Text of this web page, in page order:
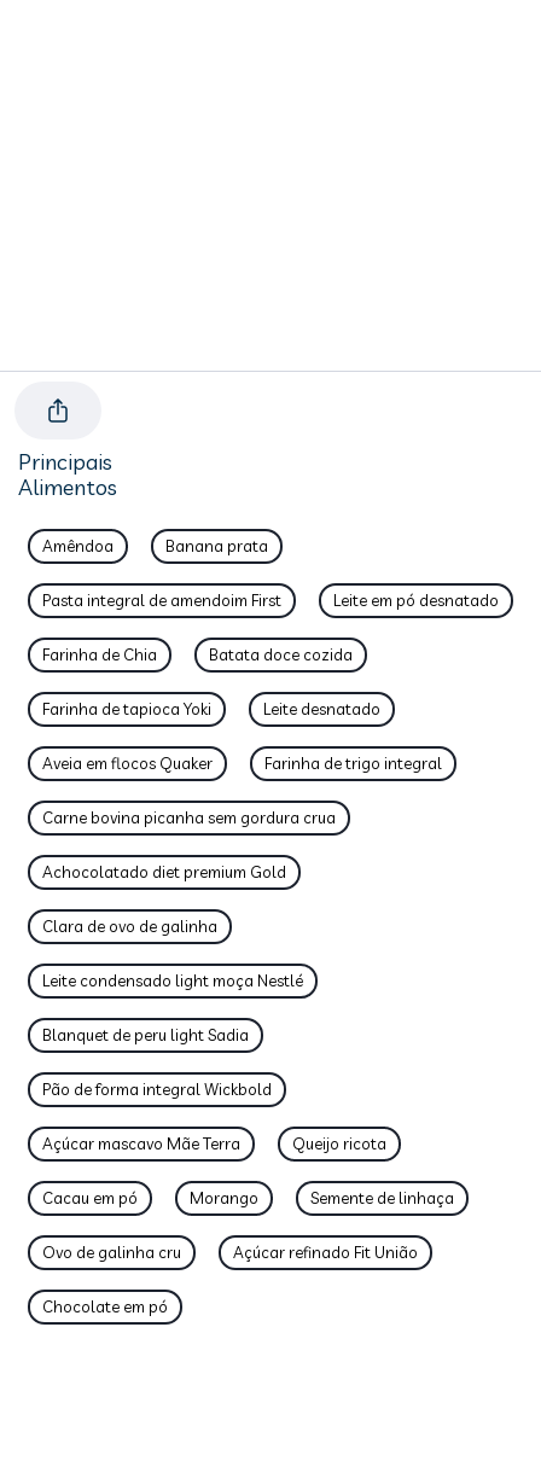
Principais
Alimentos
Amêndoa Banana prata
Pasta integral de amendoim First Leite em pó desnatado
Farinha de Chia Batata doce cozida
Farinha de tapioca Yoki Leite desnatado
Aveia em flocos Quaker Farinha de trigo integral
Carne bovina picanha sem gordura crua
Achocolatado diet premium Gold
Clara de ovo de galinha
Leite condensado light moça Nestlé
Blanquet de peru light Sadia
Pão de forma integral Wickbold
Açúcar mascavo Mãe Terra Queijo ricota
Cacau em pó Morango Semente de linhaça
Ovo de galinha cru Açúcar refinado Fit União
Chocolate em pó